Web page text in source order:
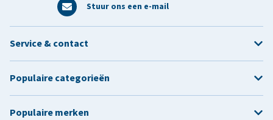
Stuur ons een e-mail
Service & contact
Populaire categorieën
Populaire merken